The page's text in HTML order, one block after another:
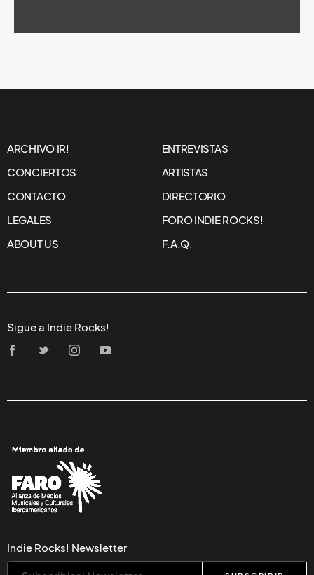
ARCHIVO IR!
ENTREVISTAS
CONCIERTOS
ARTISTAS
CONTACTO
DIRECTORIO
LEGALES
FORO INDIE ROCKS!
ABOUT US
F.A.Q.
Sigue a Indie Rocks!
Indie Rocks! Newsletter